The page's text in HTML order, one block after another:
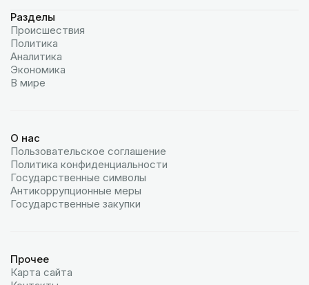
Разделы
Происшествия
Политика
Аналитика
Экономика
В мире
О нас
Пользовательское соглашение
Политика конфиденциальности
Государственные символы
Антикоррупционные меры
Государственные закупки
Прочее
Карта сайта